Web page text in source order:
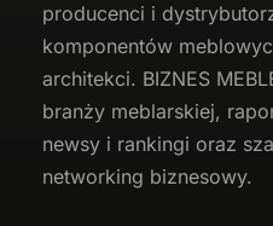
producenci i
komponentów
architekci. BIZNES
branży meblarskiej,
newsy i rankingi oraz
networking biznesowy.